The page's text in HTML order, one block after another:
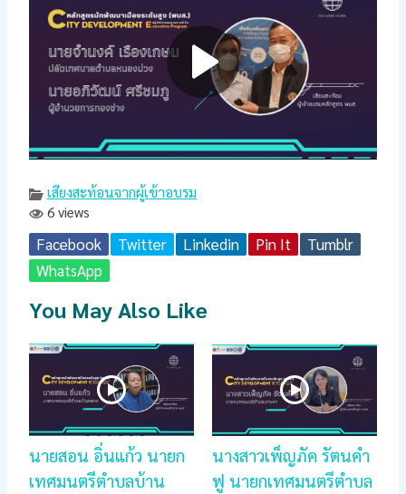
เสียงสะท้อนจากผู้เข้าอบรม
6 views
Facebook Twitter Linkedin Pin It
Tumblr
WhatsApp
You May Also Like
นายสอน อิ่นแก้ว นายก
เทศมนตรีตำบลบ้าน
นางสาวเพ็ญภัค รัตนคำ
ฟู นายกเทศมนตรีตำบล